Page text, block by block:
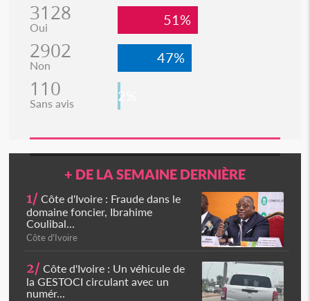
3128
Oui 51%
2902
Non 47%
110
Sans avis 2%
+ DE LA SEMAINE DERNIÈRE
1/ Côte d'Ivoire : Fraude dans le
domaine foncier, Ibrahime
Coulibal...
Côte d'Ivoire
2/ Côte d'Ivoire : Un véhicule de
la GESTOCI circulant avec un
numér...